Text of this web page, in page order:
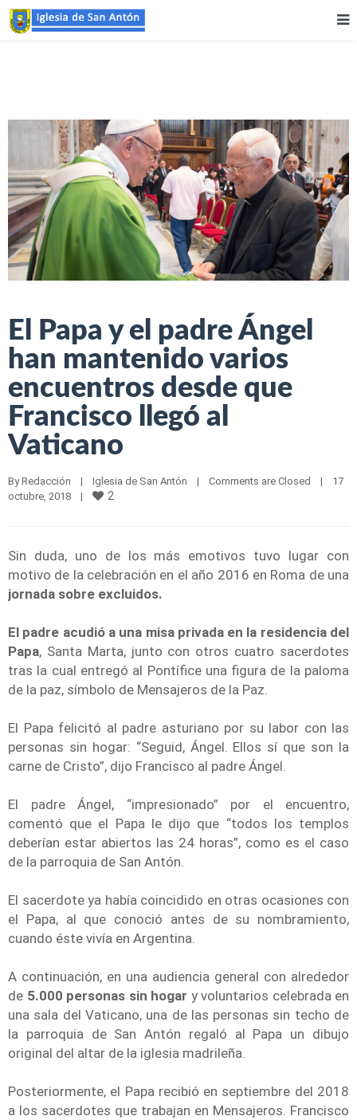
El Papa y el padre Ángel
han mantenido varios
encuentros desde que
Francisco llegó al
Vaticano
By Redacción | Iglesia de San Antón | Comments are Closed |
17
octubre, 2018 | 2
Sin duda, uno de los más emotivos tuvo lugar con
motivo de la celebración en el año 2016 en Roma de una
jornada sobre excluidos.
El padre acudió a una misa privada en la residencia del
Papa, Santa Marta, junto con otros cuatro sacerdotes
tras la cual entregó al Pontífice una figura de la paloma
de la paz, símbolo de Mensajeros de la Paz.
El Papa felicitó al padre asturiano por su labor con las
personas sin hogar: “Seguid, Ángel. Ellos sí que son la
carne de Cristo”, dijo Francisco al padre Ángel.
El padre Ángel, “impresionado” por el encuentro,
comentó que el Papa le dijo que “todos los templos
deberían estar abiertos las 24 horas”, como es el caso
de la parroquia de San Antón.
El sacerdote ya había coincidido en otras ocasiones con
el Papa, al que conoció antes de su nombramiento,
cuando éste vivía en Argentina.
A continuación, en una audiencia general con alrededor
de 5.000 personas sin hogar y voluntarios celebrada en
una sala del Vaticano, una de las personas sin techo de
la parroquia de San Antón regaló al Papa un dibujo
original del altar de la iglesia madrileña.
Posteriormente, el Papa recibió en septiembre del 2018
a los sacerdotes que trabajan en Mensajeros. Francisco